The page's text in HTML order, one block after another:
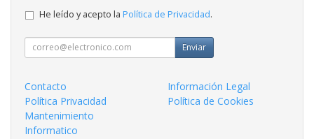
He leído y acepto la Política de Privacidad.
Enviar
Contacto
Información Legal
Política Privacidad
Política de Cookies
Mantenimiento
Informatico